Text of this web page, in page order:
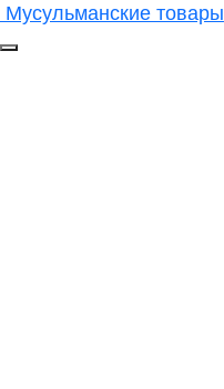
Мусульманские товары